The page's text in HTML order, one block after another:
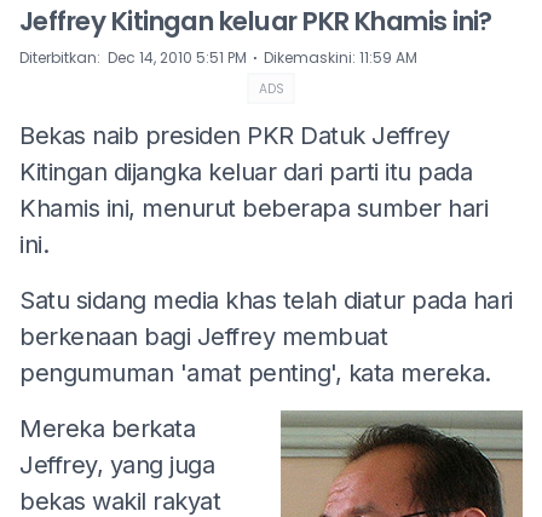
Jeffrey Kitingan keluar PKR Khamis ini?
Diterbitkan: Dec 14, 2010 5:51 PM ⋅ Dikemaskini: 11:59 AM
ADS
Bekas naib presiden PKR Datuk Jeffrey
Kitingan dijangka keluar dari parti itu pada
Khamis ini, menurut beberapa sumber hari
ini.
Satu sidang media khas telah diatur pada hari
berkenaan bagi Jeffrey membuat
pengumuman 'amat penting', kata mereka.
Mereka berkata
Jeffrey, yang juga
bekas wakil rakyat